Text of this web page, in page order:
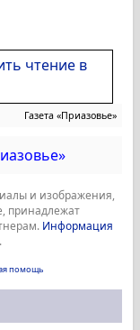
чтение в
Газета «Приазовье»
и изображения,
принадлежат
Информация
.
помощь